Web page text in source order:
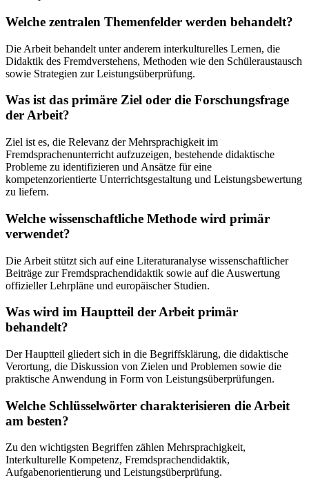
Welche zentralen Themenfelder werden behandelt?
Die Arbeit behandelt unter anderem interkulturelles Lernen, die
Didaktik des Fremdverstehens, Methoden wie den Schüleraustausch
sowie Strategien zur Leistungsüberprüfung.
Was ist das primäre Ziel oder die Forschungsfrage
der Arbeit?
Ziel ist es, die Relevanz der Mehrsprachigkeit im
Fremdsprachenunterricht aufzuzeigen, bestehende didaktische
Probleme zu identifizieren und Ansätze für eine
kompetenzorientierte Unterrichtsgestaltung und Leistungsbewertung
zu liefern.
Welche wissenschaftliche Methode wird primär
verwendet?
Die Arbeit stützt sich auf eine Literaturanalyse wissenschaftlicher
Beiträge zur Fremdsprachendidaktik sowie auf die Auswertung
offizieller Lehrpläne und europäischer Studien.
Was wird im Hauptteil der Arbeit primär
behandelt?
Der Hauptteil gliedert sich in die Begriffsklärung, die didaktische
Verortung, die Diskussion von Zielen und Problemen sowie die
praktische Anwendung in Form von Leistungsüberprüfungen.
Welche Schlüsselwörter charakterisieren die Arbeit
am besten?
Zu den wichtigsten Begriffen zählen Mehrsprachigkeit,
Interkulturelle Kompetenz, Fremdsprachendidaktik,
Aufgabenorientierung und Leistungsüberprüfung.